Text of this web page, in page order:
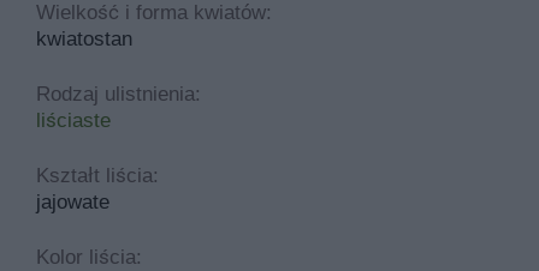
Wielkość i forma kwiatów:
kwiatostan
Rodzaj ulistnienia:
liściaste
Kształt liścia:
jajowate
Kolor liścia: